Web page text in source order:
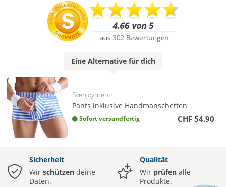
Eine Alternativefür dich
Svenjoyment
Pants inklusive Handmanschetten
Sofort versandfertig CHF 54.90
Sicherheit
Wir schützen deine
Daten.
Qualität
Wir prüfen alle
Produkte.